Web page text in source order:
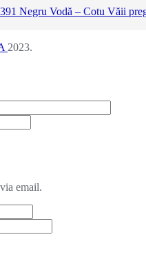
Negru Vodă – Cotu Văii
2023.
email.